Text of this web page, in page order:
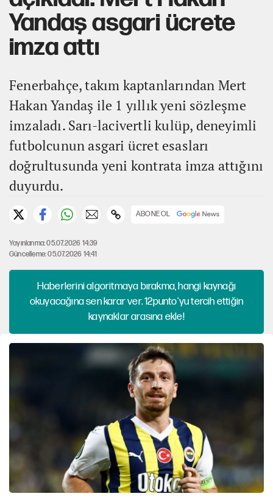
Yandaş asgari ücrete
imza attı
Fenerbahçe, takım kaptanlarından Mert
Hakan Yandaş ile 1 yıllık yeni sözleşme
imzaladı. Sarı-lacivertli kulüp, deneyimli
futbolcunun asgari ücret esasları
doğrultusunda yeni kontrata imza attığını
duyurdu.
ABONE OL
Yayınlanma: 05.07.2026 14:39
Güncelleme: 05.07.2026 14:41
Haberlerini algoritmaya bırakma, hangi kaynağı
okuyacağına sen karar ver. 12punto'yu tercih ettiğin
kaynaklar arasına ekle!